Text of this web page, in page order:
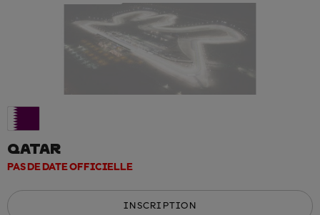
QATAR
PAS DE DATE OFFICIELLE
INSCRIPTION